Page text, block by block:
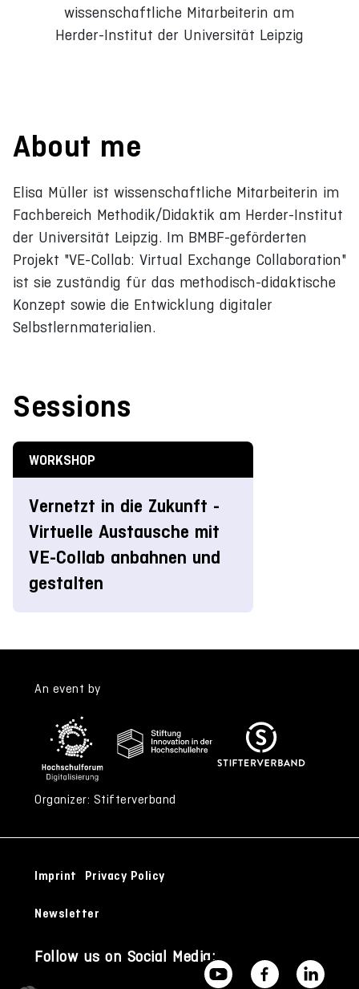
wissenschaftliche Mitarbeiterin am
Herder-Institut der Universität Leipzig
About me
Elisa Müller ist wissenschaftliche Mitarbeiterin im
Fachbereich Methodik/Didaktik am Herder-Institut
der Universität Leipzig. Im BMBF-geförderten
Projekt "VE-Collab: Virtual Exchange Collaboration"
ist sie zuständig für das methodisch-didaktische
Konzept sowie die Entwicklung digitaler
Selbstlernmaterialien.
Sessions
WORKSHOP
Vernetzt in die Zukunft -
Virtuelle Austausche mit
VE-Collab anbahnen und
gestalten
An event by
Organizer: Stifterverband
Imprint Privacy Policy
Newsletter
Follow us on Social Media: